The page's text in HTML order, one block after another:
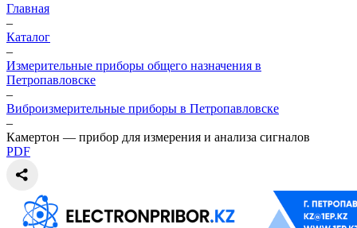
Главная
–
Каталог
–
Измерительные приборы общего назначения в
Петропавловске
–
Виброизмерительные приборы в Петропавловске
–
Камертон — прибор для измерения и анализа сигналов
PDF